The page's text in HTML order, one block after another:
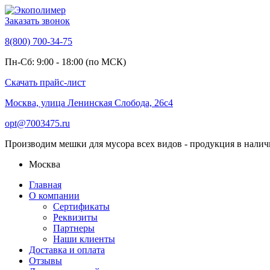
Заказать звонок
8(800) 700-34-75
Пн-Сб: 9:00 - 18:00 (по МСК)
Скачать прайс-лист
Москва, улица Ленинская Слобода, 26с4
opt@7003475.ru
Производим мешки для мусора всех видов - продукция в
Москва
Главная
О компании
Сертификаты
Реквизиты
Партнеры
Наши клиенты
Доставка и оплата
Отзывы